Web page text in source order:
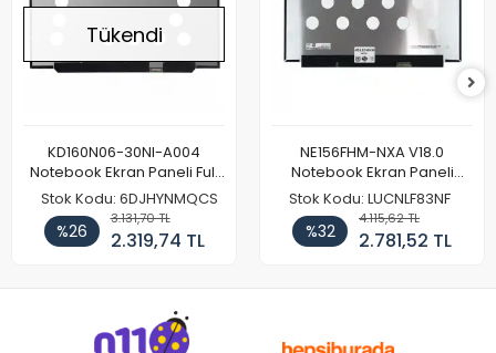
Tükendi
KD160N06-30NI-A004
Notebook Ekran Paneli Full
HD
Stok Kodu: 6DJHYNMQCS
%26
3.131,70 TL
2.319,74 TL
NE156FHM-NXA V18.0
Notebook Ekran Paneli
144Hz
Stok Kodu: LUCNLF83NF
%32
4.115,62 TL
2.781,52 TL